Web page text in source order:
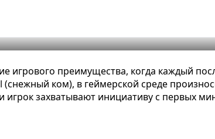
определение, примеры и
игрового преимущества, когда каждый
ком), в геймерской среде
захватывают инициативу с первых